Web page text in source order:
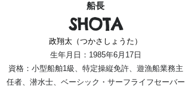
船長
SHOTA
​政翔太（つかさしょうた）
生年月日：1985年6月17日
​資格：小型船舶1級、特定操縦免許、遊漁船業務主
任者、潜水士、ベーシック・サーフライフセーバー